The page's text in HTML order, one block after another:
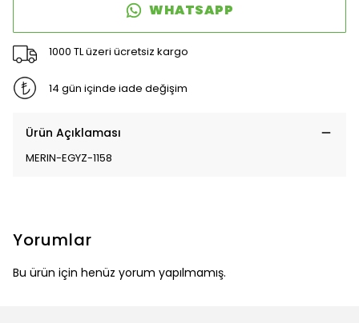
WHATSAPP
1000 TL üzeri ücretsiz kargo
14 gün içinde iade değişim
Ürün Açıklaması
MERIN-EGYZ-1158
Yorumlar
Bu ürün için henüz yorum yapılmamış.